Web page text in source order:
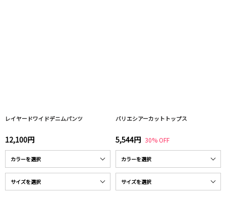
レイヤードワイドデニムパンツ
12,100円
バリエシアーカットトップス
5,544円 30% OFF